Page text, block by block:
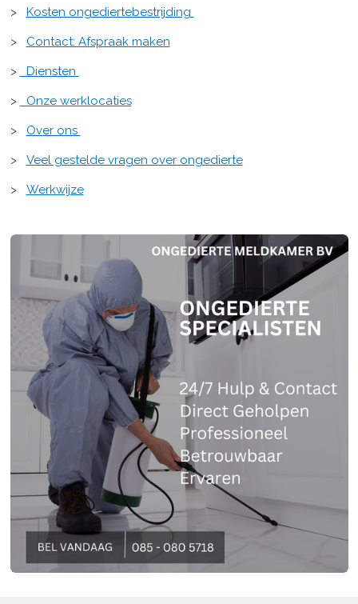
> Kosten ongediertebestrijding
> Contact: Afspraak maken
> Diensten
> Onze werklocaties
> Over ons
> Veel gestelde vragen over ongedierte
> Werkwijze